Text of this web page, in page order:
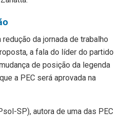
da jornada de trabalho
a fala do líder do partido
de posição da legenda
a PEC será aprovada na
SP), autora de uma das PEC